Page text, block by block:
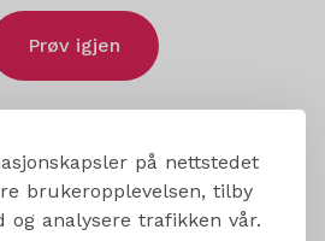
på nettstedet
brukeropplevelsen, tilby
og analysere trafikken vår.
Prøv igjen